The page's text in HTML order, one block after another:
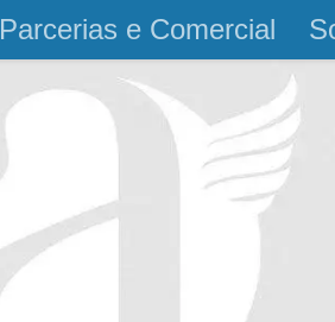
Parcerias e Comercial